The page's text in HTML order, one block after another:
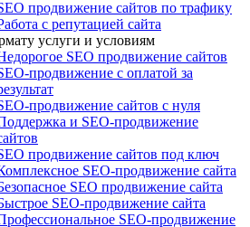
продвижение сайтов по трафику
с репутацией сайта
услуги и условиям
SEO продвижение сайтов
продвижение с оплатой за
продвижение сайтов с нуля
и SEO-продвижение
продвижение сайтов под ключ
SEO-продвижение сайта
SEO продвижение сайта
SEO-продвижение сайта
SEO-продвижение